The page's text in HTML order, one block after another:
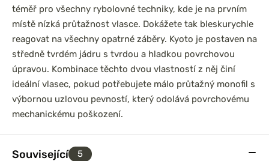
téměř pro všechny rybolovné techniky, kde je na prvním
místě nízká průtažnost vlasce. Dokážete tak bleskurychle
reagovat na všechny opatrné záběry. Kyoto je postaven na
středně tvrdém jádru s tvrdou a hladkou povrchovou
úpravou. Kombinace těchto dvou vlastností z něj činí
ideální vlasec, pokud potřebujete málo průtažný monofil s
výbornou uzlovou pevností, který odolává povrchovému
mechanickému poškození.
Související 5